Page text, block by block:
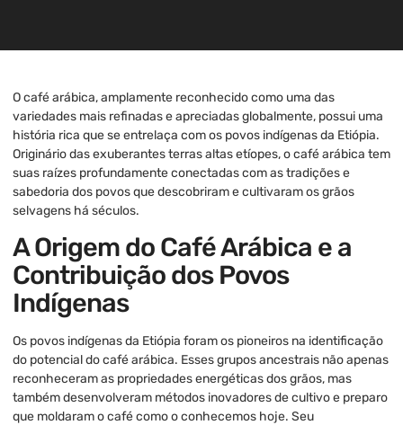
O café arábica, amplamente reconhecido como uma das
variedades mais refinadas e apreciadas globalmente, possui uma
história rica que se entrelaça com os povos indígenas da Etiópia.
Originário das exuberantes terras altas etíopes, o café arábica tem
suas raízes profundamente conectadas com as tradições e
sabedoria dos povos que descobriram e cultivaram os grãos
selvagens há séculos.
A Origem do Café Arábica e a
Contribuição dos Povos
Indígenas
Os povos indígenas da Etiópia foram os pioneiros na identificação
do potencial do café arábica. Esses grupos ancestrais não apenas
reconheceram as propriedades energéticas dos grãos, mas
também desenvolveram métodos inovadores de cultivo e preparo
que moldaram o café como o conhecemos hoje. Seu